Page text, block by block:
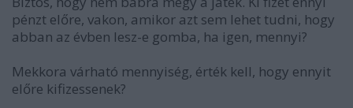
pénzt előre, vakon, amikor azt sem lehet tudni, hogy
abban az évben lesz-e gomba, ha igen, mennyi?
Mekkora várható mennyiség, érték kell, hogy ennyit
előre kifizessenek?